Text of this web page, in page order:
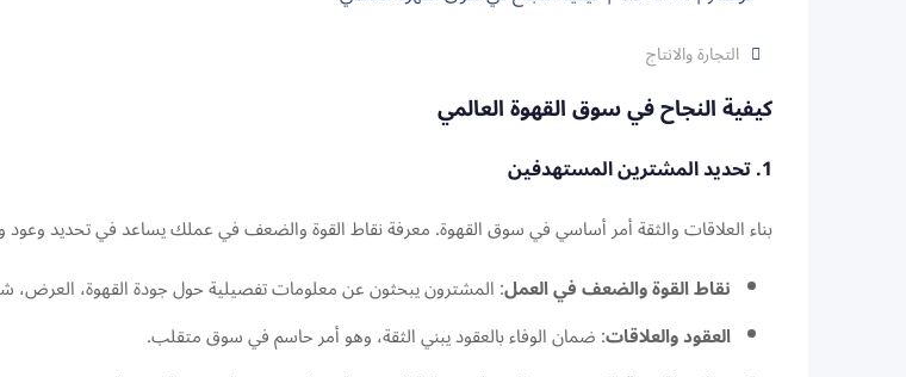
التجارة والانتاج
كيفية النجاح في سوق القهوة العالمي
1. تحديد المشترين المستهدفين
بناء العلاقات والثقة أمر أساسي في سوق القهوة. معرفة نقاط القوة والضعف في عملك يساعد في تحديد وعود
نقاط القوة والضعف في العمل: المشترون يبحثون عن معلومات تفصيلية حول جودة القهوة، العرض،
العقود والعلاقات: ضمان الوفاء بالعقود يبني الثقة، وهو أمر حاسم في سوق متقلب.